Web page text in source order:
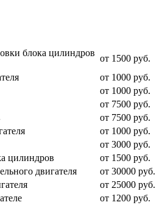
блока цилиндров
от 1500 руб.
от 1000 руб.
от 1000 руб.
от 7500 руб.
от 7500 руб.
от 1000 руб.
от 3000 руб.
цилиндров
от 1500 руб.
двигателя
от 30000 руб.
от 25000 руб.
от 1200 руб.